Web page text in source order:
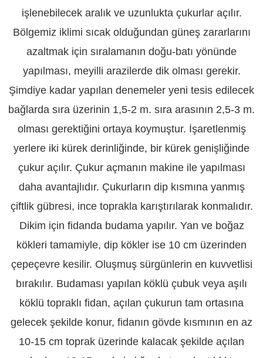
işlenebilecek aralık ve uzunlukta çukurlar açılır.
Bölgemiz iklimi sıcak olduğundan güneş zararlarını
azaltmak için sıralamanın doğu-batı yönünde
yapılması, meyilli arazilerde dik olması gerekir.
Şimdiye kadar yapılan denemeler yeni tesis edilecek
bağlarda sıra üzerinin 1,5-2 m. sıra arasının 2,5-3 m.
olması gerektiğini ortaya koymuştur. İşaretlenmiş
yerlere iki kürek derinliğinde, bir kürek genişliğinde
çukur açılır. Çukur açmanın makine ile yapılması
daha avantajlıdır. Çukurların dip kısmına yanmış
çiftlik gübresi, ince toprakla karıştırılarak konmalıdır.
Dikim için fidanda budama yapılır. Yan ve boğaz
kökleri tamamiyle, dip kökler ise 10 cm üzerinden
çepeçevre kesilir. Oluşmuş sürgünlerin en kuvvetlisi
bırakılır. Budaması yapılan köklü çubuk veya aşılı
köklü topraklı fidan, açılan çukurun tam ortasına
gelecek şekilde konur, fidanın gövde kısmının en az
10-15 cm toprak üzerinde kalacak şekilde açılan